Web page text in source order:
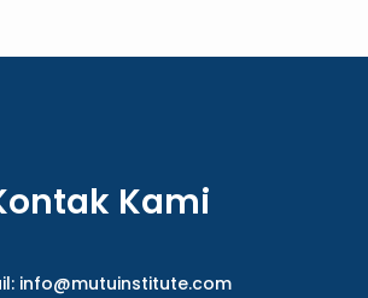
Kami
info@mutuinstitute.com